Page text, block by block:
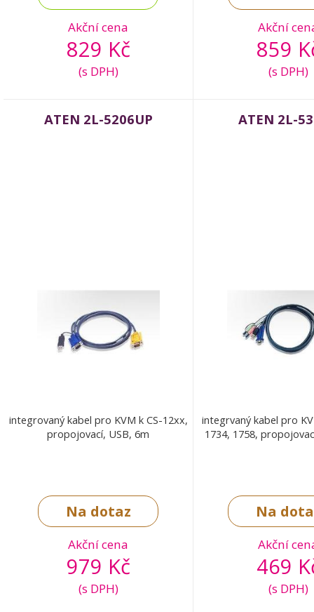
Akční cena
829 Kč
(s DPH)
Akční
859
(s DPH)
ATEN 2L-5206UP
integrovaný kabel pro KVM k CS-12xx,
propojovací, USB, 6m
Na dotaz
Akční cena
979 Kč
(s DPH)
ATEN 2L-
integrvaný kabel pro
1734, 1758,
Na
Akční
469
(s DPH)